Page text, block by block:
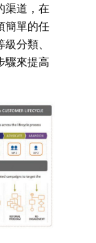
渠道，在
簡單的任
分類、
驟來提高